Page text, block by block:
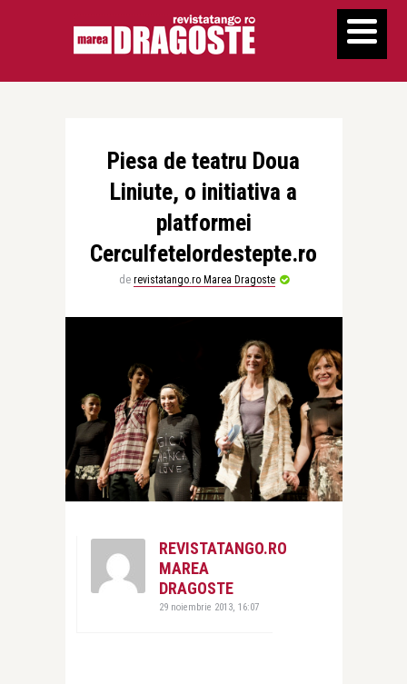
Piesa de teatru Doua
Liniute, o initiativa a
platformei
Cerculfetelordestepte.ro
de revistatango.ro Marea Dragoste
REVISTATANGO.RO
MAREA
DRAGOSTE
29 noiembrie 2013, 16:07